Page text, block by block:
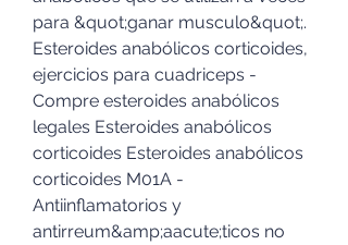
para &quot;ganar musculo&quot;.
Esteroides anabólicos corticoides,
ejercicios para cuadriceps -
Compre esteroides anabólicos
legales Esteroides anabólicos
corticoides Esteroides anabólicos
corticoides M01A -
Antiinflamatorios y
antirreum&amp;aacute;ticos no